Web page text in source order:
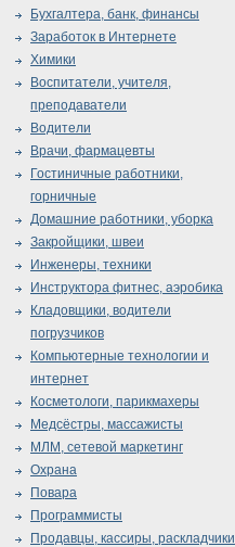
Бухгалтера, банк, финансы
Заработок в Интернете
Химики
Воспитатели, учителя,
преподаватели
Водители
Врачи, фармацевты
Гостиничные работники,
горничные
Домашние работники, уборка
Закройщики, швеи
Инженеры, техники
Инструктора фитнес, аэробика
Кладовщики, водители
погрузчиков
Компьютерные технологии и
интернет
Косметологи, парикмахеры
Медсёстры, массажисты
МЛМ, сетевой маркетинг
Охрана
Повара
Программисты
Продавцы, кассиры, раскладчики